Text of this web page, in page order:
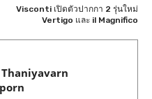
Visconti เปิดตัวปากกา 2 รุ่นใหม่
Vertigo และ il Magnifico